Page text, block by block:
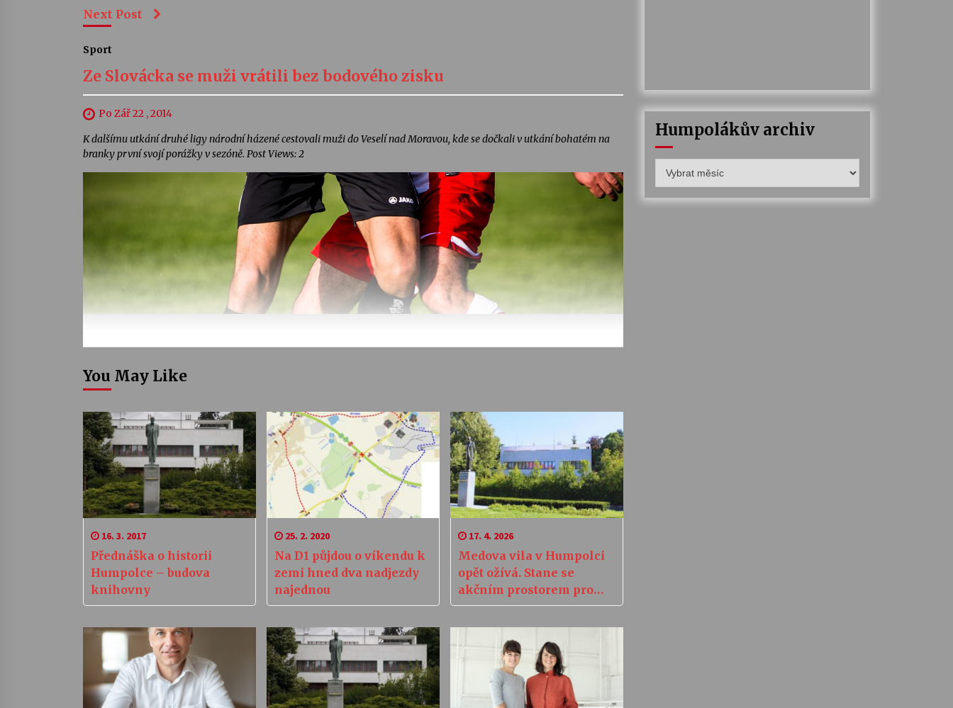
Next Post
Sport
Ze Slovácka se muži vrátili bez bodového zisku
Po Zář 22 , 2014
K dalšímu utkání druhé ligy národní házené cestovali muži do Veselí nad Moravou, kde se dočkali v utkání bohatém na
branky první svojí porážky v sezóně. Post Views: 2
You May Like
16. 3. 2017
Přednáška o historii
Humpolce – budova
knihovny
25. 2. 2020
Na D1 půjdou o víkendu k
zemi hned dva nadjezdy
najednou
17. 4. 2026
Medova vila v Humpolci
opět ožívá. Stane se
akčním prostorem pro
setkávání
Humpolákův archiv
archiv